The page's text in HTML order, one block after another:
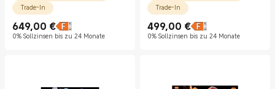
Trade-In
649,00 €
Current Price €649.00
0% Sollzinsen bis zu 24 Monate
Trade-In
499,00 €
Current Price €499.00
0% Sollzinsen bis zu 24 Monate